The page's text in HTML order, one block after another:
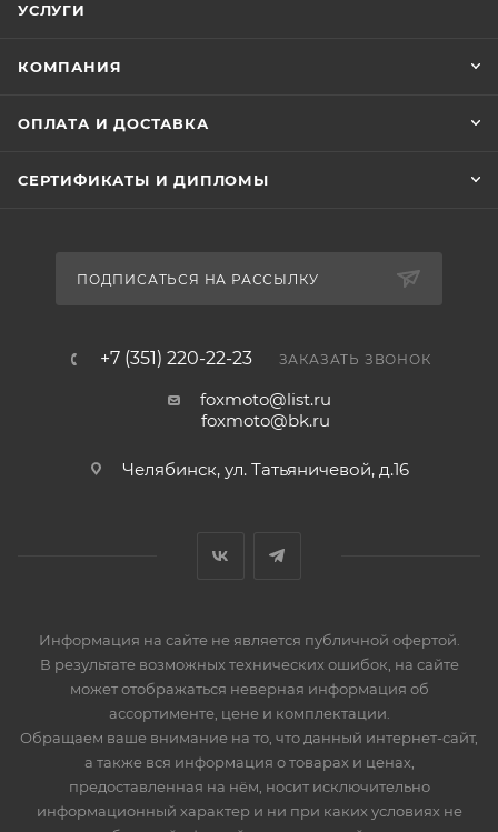
УСЛУГИ
КОМПАНИЯ
ОПЛАТА И ДОСТАВКА
СЕРТИФИКАТЫ И ДИПЛОМЫ
ПОДПИСАТЬСЯ НА РАССЫЛКУ
+7 (351) 220-22-23 ЗАКАЗАТЬ ЗВОНОК
foxmoto@list.ru
foxmoto@bk.ru
Челябинск, ул. Татьяничевой, д.16
Информация на сайте не является публичной офертой.
В результате возможных технических ошибок, на сайте
может отображаться неверная информация об
ассортименте, цене и комплектации.
Обращаем ваше внимание на то, что данный интернет-сайт,
а также вся информация о товарах и ценах,
предоставленная на нём, носит исключительно
информационный характер и ни при каких условиях не